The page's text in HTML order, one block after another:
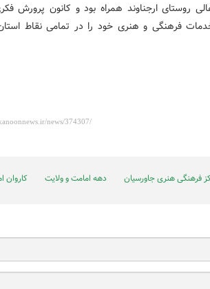
روستای ارجناوند همراه بود و کانون پرورش
فرهنگی و هنری خود را در تمامی نقاط
فرهنگی هنری جاورسیان دهه امامت و ولایت کاروان